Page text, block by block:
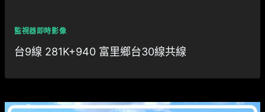
監視器即時影像
台9線 281K+940 富里鄉台30線共線